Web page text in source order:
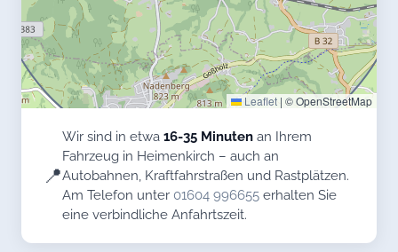
Leaflet | © OpenStreetMap
📍
Wir sind in etwa 16-35 Minuten an Ihrem
Fahrzeug in Heimenkirch – auch an
Autobahnen, Kraftfahrstraßen und Rastplätzen.
Am Telefon unter 01604 996655 erhalten Sie
eine verbindliche Anfahrtszeit.